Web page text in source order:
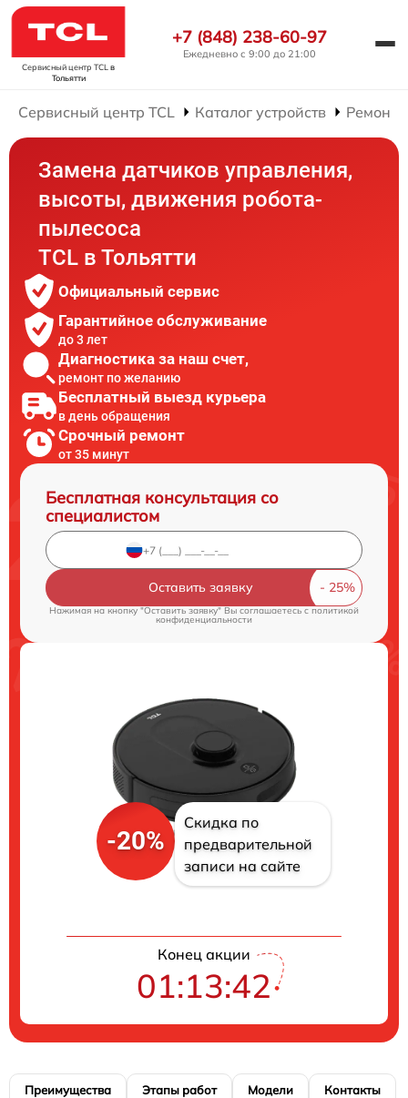
Сервисный центр TCL в
Тольятти
+7 (848) 238-60-97
Ежедневно с 9:00 до 21:00
Сервисный центр TCL Каталог устройств Ремонт
Замена датчиков управления,
высоты, движения робота-
пылесоса
TCL в Тольятти
Официальный сервис
Гарантийное обслуживание
до 3 лет
Диагностика за наш счет,
ремонт по желанию
Бесплатный выезд курьера
в день обращения
Срочный ремонт
от 35 минут
Бесплатная консультация со
специалистом
Оставить заявку
Нажимая на кнопку "Оставить заявку" Вы соглашаетесь cполитикой
конфиденциальности
-20%
Скидка по
предварительной
записи на сайте
Конец акции
01:13:41
Преимущества Этапы работ Модели Контакты